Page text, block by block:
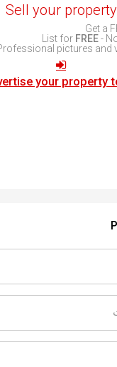
Sell your property
Get a
List for FREE-
pictures and
your property